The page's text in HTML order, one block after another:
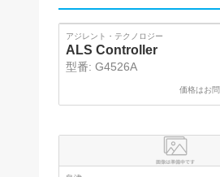
アジレント・テクノロジー
ALS Controller
型番: G4526A
価格はお